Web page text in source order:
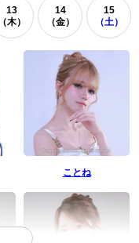
13
（木）
14
（金）
15
（土）
ことね